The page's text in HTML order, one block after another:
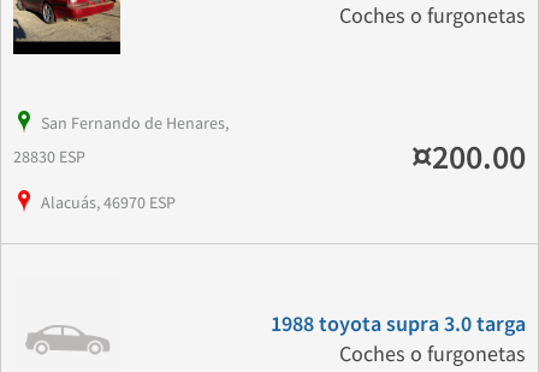
Coches o furgonetas
San Fernando de Henares,
28830 ESP
Alacuás, 46970 ESP
¤200.00
1988 toyota supra 3.0 targa
Coches o furgonetas